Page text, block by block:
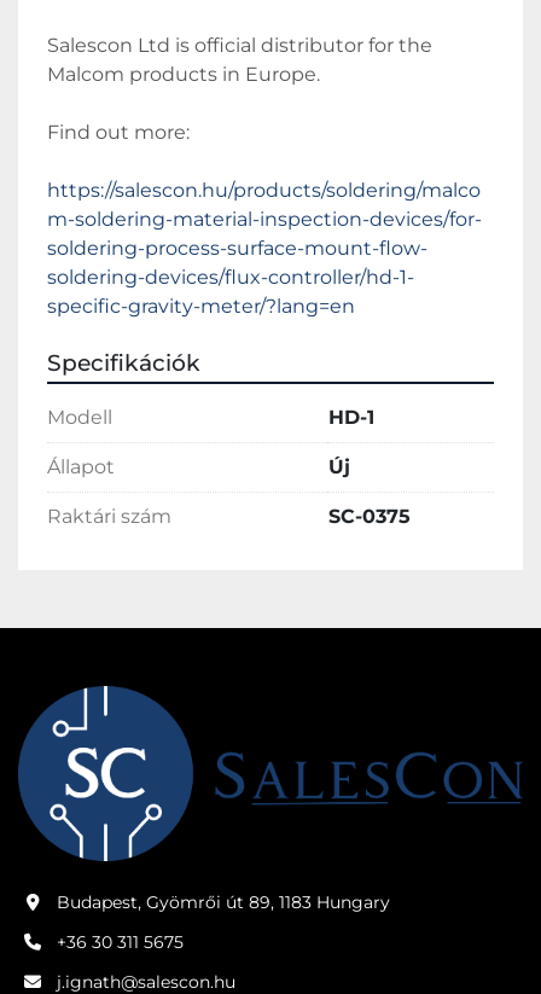
Salescon Ltd is official distributor for the
Malcom products in Europe.
Find out more:
https://salescon.hu/products/soldering/malco
m-soldering-material-inspection-devices/for-
soldering-process-surface-mount-flow-
soldering-devices/flux-controller/hd-1-
specific-gravity-meter/?lang=en
Specifikációk
Modell HD-1
Állapot Új
Raktári szám SC-0375
Budapest, Gyömrői út 89, 1183 Hungary
+36 30 311 5675
j.ignath@salescon.hu